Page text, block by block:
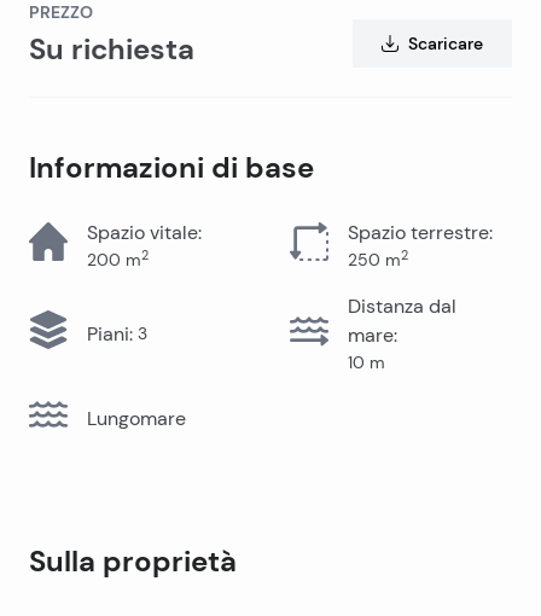
PREZZO
Su richiesta Scaricare
Informazioni di base
Spazio vitale:
200 m2
Spazio terrestre:
250 m2
Piani: 3
Distanza dal
mare:
10 m
Lungomare
Sulla proprietà